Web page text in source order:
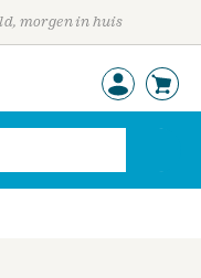
morgen in huis